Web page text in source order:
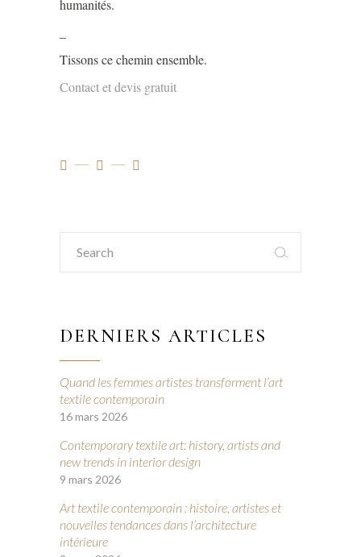
humanités.
Tissons ce chemin ensemble.
Contact et devis gratuit
Search
for:
DERNIERS ARTICLES
Quand les femmes artistes transforment l’art
textile contemporain
16 mars 2026
Contemporary textile art: history, artists and
new trends in interior design
9 mars 2026
Art textile contemporain : histoire, artistes et
nouvelles tendances dans l’architecture
intérieure